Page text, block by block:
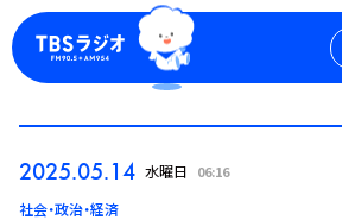
2025.05.14 水曜日 06:16
社会・政治・経済